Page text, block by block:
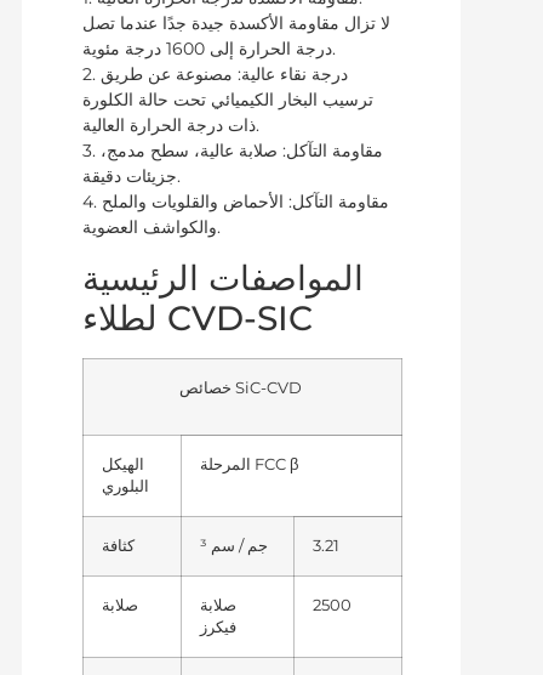
لا تزال مقاومة الأكسدة جيدة جدًا عندما تصل
درجة الحرارة إلى 1600 درجة مئوية.
2. درجة نقاء عالية: مصنوعة عن طريق
ترسيب البخار الكيميائي تحت حالة الكلورة
ذات درجة الحرارة العالية.
3. مقاومة التآكل: صلابة عالية، سطح مدمج،
جزيئات دقيقة.
4. مقاومة التآكل: الأحماض والقلويات والملح
والكواشف العضوية.
المواصفات الرئيسية
لطلاء CVD-SIC
خصائص SiC-CVD
الهيكل
البلوري
المرحلة FCC β
كثافة جم / سم ³ 3.21
صلابة
صلابة
فيكرز
2500